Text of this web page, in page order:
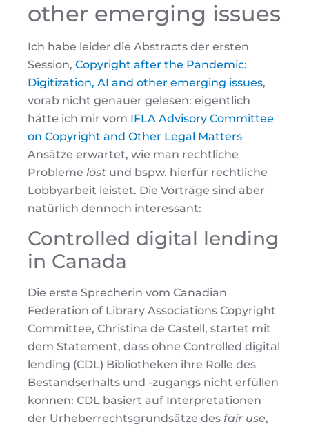
other emerging issues
Ich habe leider die Abstracts der ersten
Session, Copyright after the Pandemic:
Digitization, AI and other emerging issues,
vorab nicht genauer gelesen: eigentlich
hätte ich mir vom IFLA Advisory Committee
on Copyright and Other Legal Matters
Ansätze erwartet, wie man rechtliche
Probleme löst und bspw. hierfür rechtliche
Lobbyarbeit leistet. Die Vorträge sind aber
natürlich dennoch interessant:
Controlled digital lending
in Canada
Die erste Sprecherin vom Canadian
Federation of Library Associations Copyright
Committee, Christina de Castell, startet mit
dem Statement, dass ohne Controlled digital
lending (CDL) Bibliotheken ihre Rolle des
Bestandserhalts und -zugangs nicht erfüllen
können: CDL basiert auf Interpretationen
der Urheberrechtsgrundsätze des fair use,